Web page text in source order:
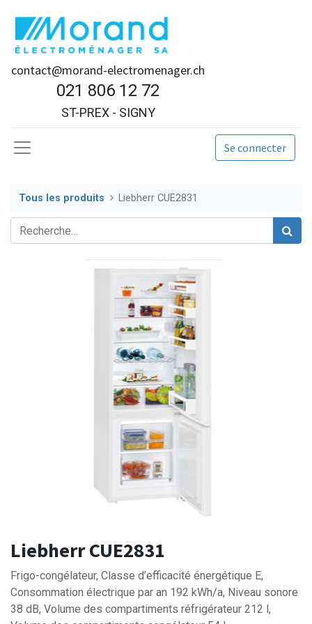
contact@morand-electromenager.ch
021 806 12 72
ST-PREX - SIGNY
Se connecter
Tous les produits Liebherr CUE2831
Liebherr CUE2831
Frigo-congélateur, Classe d’efficacité énergétique E,
Consommation électrique par an 192 kWh/a, Niveau sonore
38 dB, Volume des compartiments réfrigérateur 212 l,